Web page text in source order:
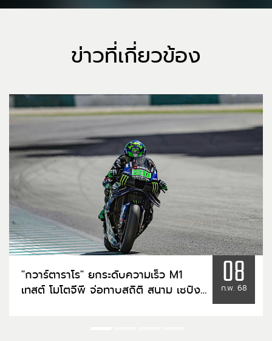
ข่าวที่เกี่ยวข้อง
"กวาร์ตาราโร" ยกระดับความเร็ว M1
เทสต์ โมโตจีพี จ่อทาบสถิติ สนาม เซปังฯ
08
ก.พ. 68